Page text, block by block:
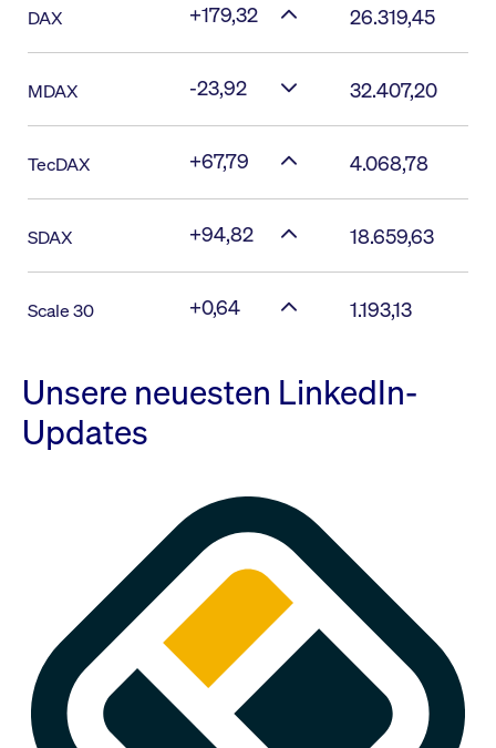
DAX +179,32 26.319,45
MDAX -23,92 32.407,20
TecDAX +67,79 4.068,78
SDAX +94,82 18.659,63
Scale 30 +0,64 1.193,13
Unsere neuesten LinkedIn-
Updates